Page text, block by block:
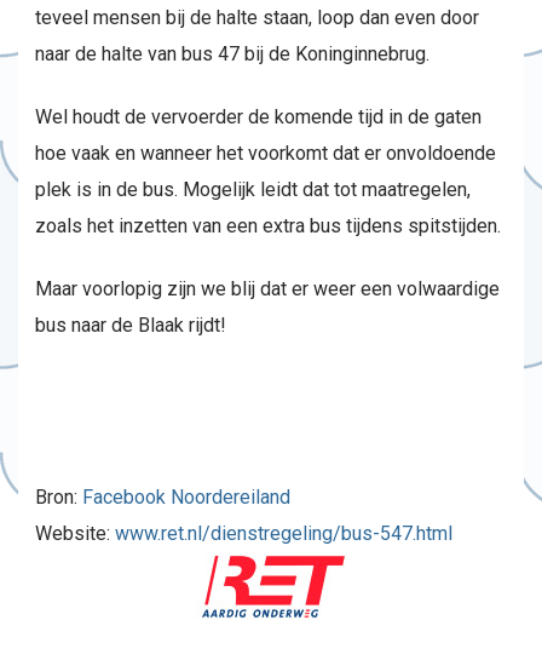
teveel mensen bij de halte staan, loop dan even door
naar de halte van bus 47 bij de Koninginnebrug.
Wel houdt de vervoerder de komende tijd in de gaten
hoe vaak en wanneer het voorkomt dat er onvoldoende
plek is in de bus. Mogelijk leidt dat tot maatregelen,
zoals het inzetten van een extra bus tijdens spitstijden.
Maar voorlopig zijn we blij dat er weer een volwaardige
bus naar de Blaak rijdt!
Bron: Facebook Noordereiland
Website: www.ret.nl/dienstregeling/bus-547.html